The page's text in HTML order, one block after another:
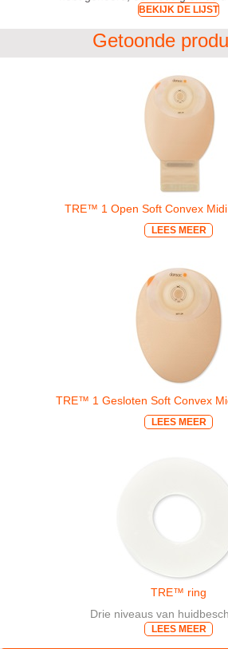
BEKIJK DE LIJST
Getoonde
TRE™ 1 Open Soft Convex
LEES MEER
TRE™ 1 Gesloten Soft Convex
LEES MEER
TRE™ ring
Drie niveaus van
LEES MEER